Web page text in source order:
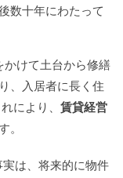
数十年にわたって
かけて土台から修繕
、入居者に長く住
により、 賃貸経営
。
は、将来的に物件